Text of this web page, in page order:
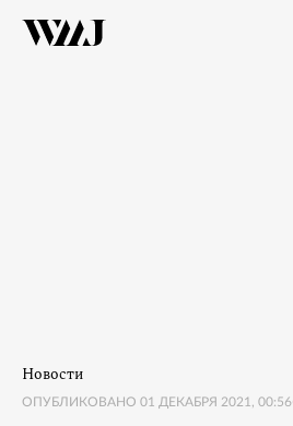
Новости
ОПУБЛИКОВАНО 01 ДЕКАБРЯ 2021, 00:56